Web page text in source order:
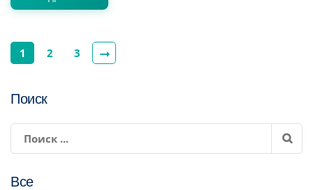
Поиск
Все
1 2 3